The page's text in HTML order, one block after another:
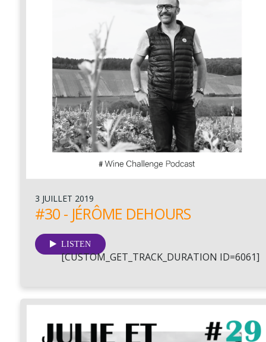
3 JUILLET 2019
#30 - JÉRÔME DEHOURS
LISTEN
[CUSTOM_GET_TRACK_DURATION ID=6061]